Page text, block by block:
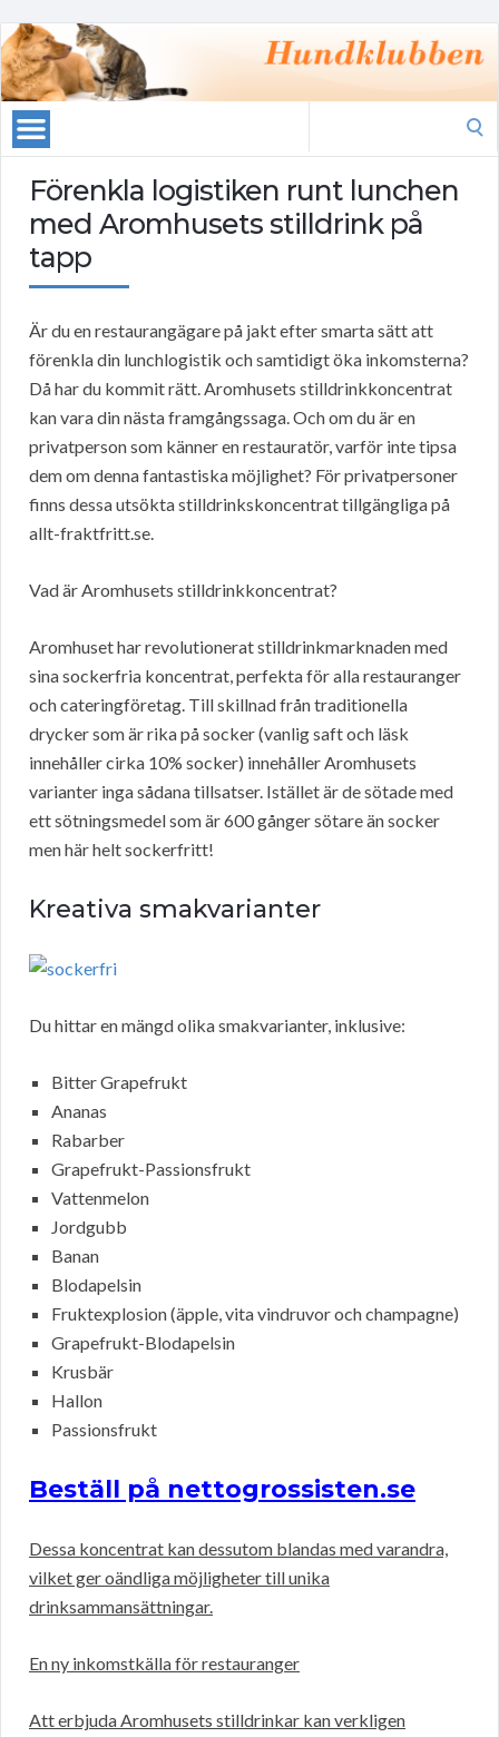
Förenkla logistiken runt lunchen
med Aromhusets stilldrink på
tapp
Är du en restaurangägare på jakt efter smarta sätt att
förenkla din lunchlogistik och samtidigt öka inkomsterna?
Då har du kommit rätt. Aromhusets stilldrinkkoncentrat
kan vara din nästa framgångssaga. Och om du är en
privatperson som känner en restauratör, varför inte tipsa
dem om denna fantastiska möjlighet? För privatpersoner
finns dessa utsökta stilldrinkskoncentrat tillgängliga på
allt-fraktfritt.se.
Vad är Aromhusets stilldrinkkoncentrat?
Aromhuset har revolutionerat stilldrinkmarknaden med
sina sockerfria koncentrat, perfekta för alla restauranger
och cateringföretag. Till skillnad från traditionella
drycker som är rika på socker (vanlig saft och läsk
innehåller cirka 10% socker) innehåller Aromhusets
varianter inga sådana tillsatser. Istället är de sötade med
ett sötningsmedel som är 600 gånger sötare än socker
men här helt sockerfritt!
Kreativa smakvarianter
Du hittar en mängd olika smakvarianter, inklusive:
Bitter Grapefrukt
Ananas
Rabarber
Grapefrukt-Passionsfrukt
Vattenmelon
Jordgubb
Banan
Blodapelsin
Fruktexplosion (äpple, vita vindruvor och champagne)
Grapefrukt-Blodapelsin
Krusbär
Hallon
Passionsfrukt
Beställ på nettogrossisten.se
Dessa koncentrat kan dessutom blandas med varandra,
vilket ger oändliga möjligheter till unika
drinksammansättningar.
En ny inkomstkälla för restauranger
Att erbjuda Aromhusets stilldrinkar kan verkligen